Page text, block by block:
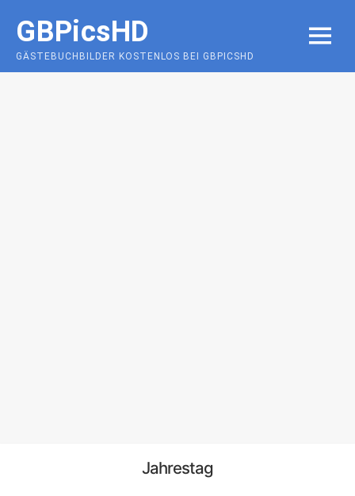
content
GBPicsHD
GÄSTEBUCHBILDER KOSTENLOS BEI GBPICSHD
MENU
Jahrestag